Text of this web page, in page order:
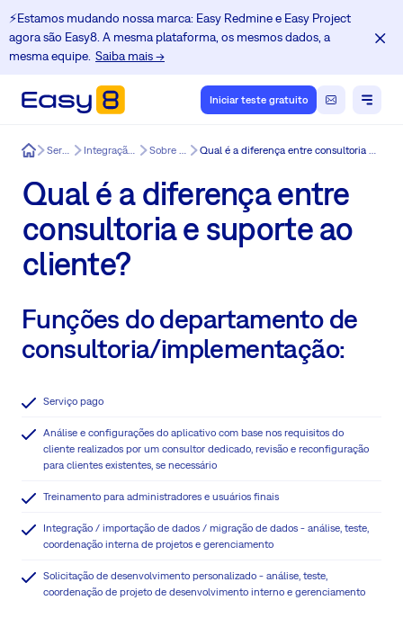
⚡️Estamos mudando nossa marca: Easy Redmine e Easy Project
agora são Easy8. A mesma plataforma, os mesmos dados, a
mesma equipe. Saiba mais →
Iniciar teste gratuito
Easy8 Serviços Integração Easy8 Sobre Easy8 Qual é a diferença entre consultoria e suporte ao cliente?
Qual é a diferença entre
consultoria e suporte ao
cliente?
Funções do departamento de
consultoria/implementação:
Serviço pago
Análise e configurações do aplicativo com base nos requisitos do
cliente realizados por um consultor dedicado, revisão e reconfiguração
para clientes existentes, se necessário
Treinamento para administradores e usuários finais
Integração / importação de dados / migração de dados - análise, teste,
coordenação interna de projetos e gerenciamento
Solicitação de desenvolvimento personalizado - análise, teste,
coordenação de projeto de desenvolvimento interno e gerenciamento